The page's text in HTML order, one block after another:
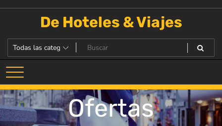
De Hoteles & Viajes
Ofertas